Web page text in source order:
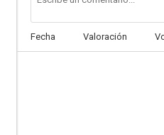
Fecha Valoración